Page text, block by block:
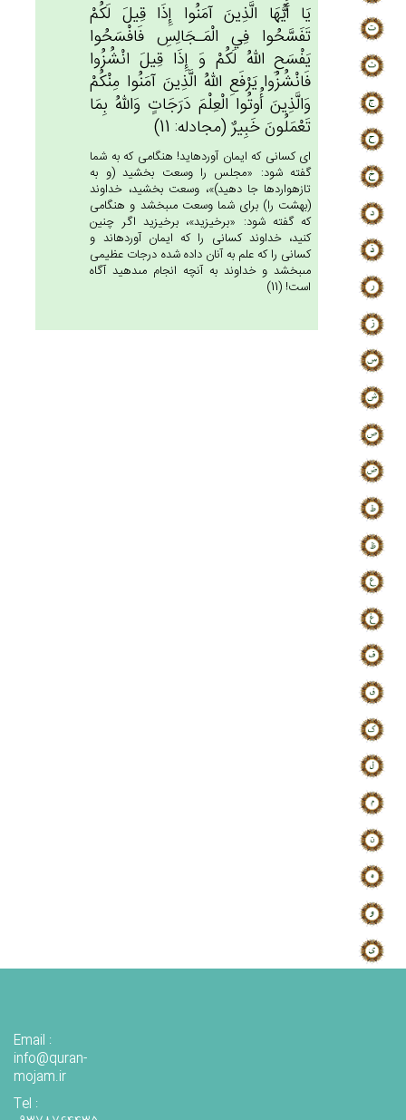
يَا أَيُّهَا الَّذِين‌َ آمَنُوا إِذَا قِيل‌َ لَكُم‌ْ
تَفَسَّحُوا فِي‌ الْمَـجَالِس‌ِ فَافْسَحُوا
يَفْسَح‌ِ الله‌ُ لَكُم‌ْ وَ إِذَا قِيل‌َ انْشُزُوا
فَانْشُزُوا يَرْفَع‌ِ الله‌ُ الَّذِين‌َ آمَنُوا مِنْكُم‌ْ
وَالَّذِين‌َ أُوتُوا الْعِلْم‌َ دَرَجَات‌ٍ وَالله‌ُ بِمَا
تَعْمَلُون‌َ خَبِيرٌ (مجادله: 11)
اى كسانى كه ايمان آورده‏ايد! هنگامى كه به شما
گفته شود: «مجلس را وسعت بخشيد (و به
تازه‏واردها جا دهيد)»، وسعت بخشيد، خداوند
(بهشت را) براى شما وسعت مى‏بخشد و هنگامى
كه گفته شود: «برخيزيد»، برخيزيد اگر چنين
كنيد، خداوند كسانى را كه ايمان آورده‏اند و
كسانى را كه علم به آنان داده شده درجات عظيمى
مى‏بخشد و خداوند به آنچه انجام مى‏دهيد آگاه
است! (11)
Email :
info@quran-
mojam.ir
Tel :